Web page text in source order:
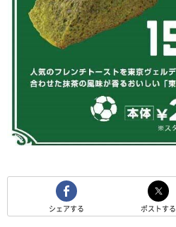
シェアする ポストする